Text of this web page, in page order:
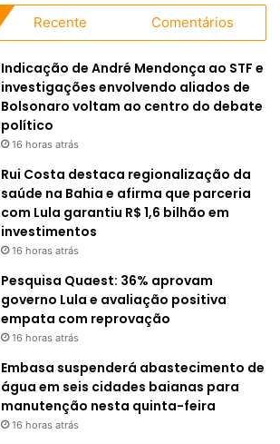
Recente Comentários
Indicação de André Mendonça ao STF e
investigações envolvendo aliados de
Bolsonaro voltam ao centro do debate
político
16 horas atrás
Rui Costa destaca regionalização da
saúde na Bahia e afirma que parceria
com Lula garantiu R$ 1,6 bilhão em
investimentos
16 horas atrás
Pesquisa Quaest: 36% aprovam
governo Lula e avaliação positiva
empata com reprovação
16 horas atrás
Embasa suspenderá abastecimento de
água em seis cidades baianas para
manutenção nesta quinta-feira
16 horas atrás